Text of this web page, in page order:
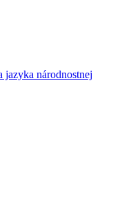
jazyka národnostnej